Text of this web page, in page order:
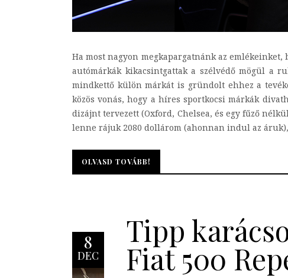
Ha most nagyon megkapargatnánk az
autómárkák kikacsintgattak a szélvédő mögül a
mindkettő külön márkát is gründolt ehhez a
közös vonás, hogy a híres sportkocsi márkák
dizájnt tervezett (Oxford, Chelsea, és egy fűző
lenne rájuk 2080 dollárom (ahonnan indul az
OLVASD TOVÁBB!
OLVASD TOVÁBB!
8
DEC
Tipp
Fiat 500